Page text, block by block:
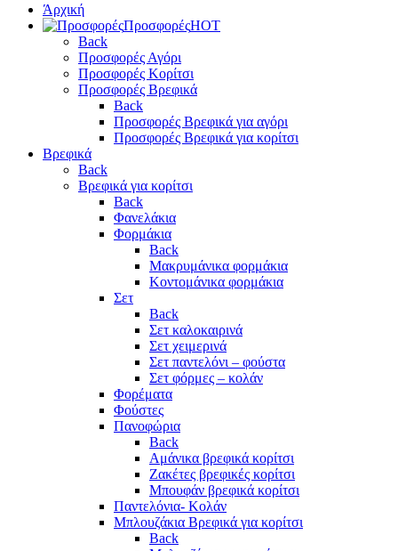
Άρχική
ΠροσφορέςHOT
Back
Προσφορές Αγόρι
Προσφορές Κορίτσι
Προσφορές Βρεφικά
Back
Προσφορές Βρεφικά για αγόρι
Προσφορές Βρεφικά για κορίτσι
Βρεφικά
Back
Βρεφικά για κορίτσι
Back
Φανελάκια
Φορμάκια
Back
Μακρυμάνικα φορμάκια
Κοντομάνικα φορμάκια
Σετ
Back
Σετ καλοκαιρινά
Σετ χειμερινά
Σετ παντελόνι – φούστα
Σετ φόρμες – κολάν
Φορέματα
Φούστες
Πανοφώρια
Back
Αμάνικα βρεφικά κορίτσι
Ζακέτες βρεφικές κορίτσι
Μπουφάν βρεφικά κορίτσι
Παντελόνια- Κολάν
Μπλουζάκια Βρεφικά για κορίτσι
Back